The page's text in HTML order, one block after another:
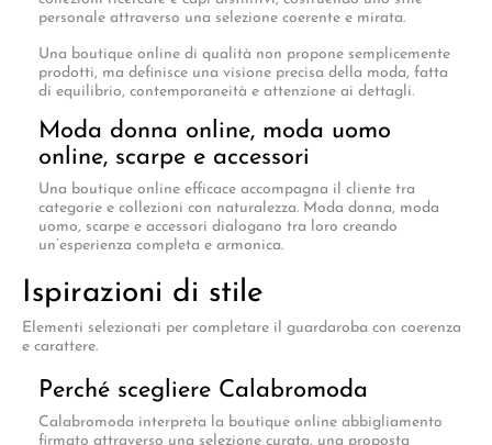
personale attraverso una selezione coerente e mirata.
Una boutique online di qualità non propone semplicemente
prodotti, ma definisce una visione precisa della moda, fatta
di equilibrio, contemporaneità e attenzione ai dettagli.
Moda donna online, moda uomo
online, scarpe e accessori
Una boutique online efficace accompagna il cliente tra
categorie e collezioni con naturalezza. Moda donna, moda
uomo, scarpe e accessori dialogano tra loro creando
un’esperienza completa e armonica.
Ispirazioni di stile
Elementi selezionati per completare il guardaroba con coerenza
e carattere.
Perché scegliere Calabromoda
Calabromoda interpreta la boutique online abbigliamento
firmato attraverso una selezione curata, una proposta